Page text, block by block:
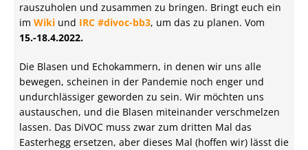
rauszuholen und zusammen zu bringen. Bringt euch ein
im Wiki und IRC #divoc-bb3, um das zu planen. Vom
15.-18.4.2022.
Die Blasen und Echokammern, in denen wir uns alle
bewegen, scheinen in der Pandemie noch enger und
undurchlässiger geworden zu sein. Wir möchten uns
austauschen, und die Blasen miteinander verschmelzen
lassen. Das DiVOC muss zwar zum dritten Mal das
Easterhegg ersetzen, aber dieses Mal (hoffen wir) lässt die